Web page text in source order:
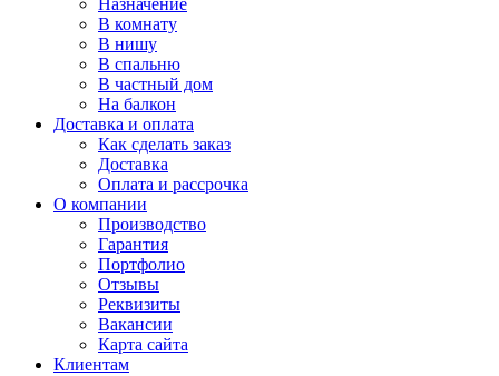
Назначение
В комнату
В нишу
В спальню
В частный дом
На балкон
Доставка и оплата
Как сделать заказ
Доставка
Оплата и рассрочка
О компании
Производство
Гарантия
Портфолио
Отзывы
Реквизиты
Вакансии
Карта сайта
Клиентам